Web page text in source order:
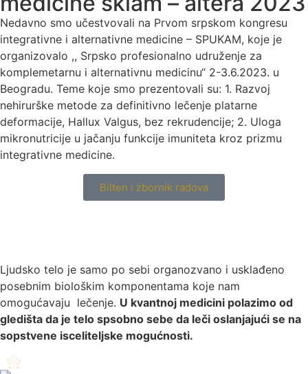
Nedavno smo učestvovali na Prvom srpskom kongresu
integrativne i alternativne medicine – SPUKAM, koje je
organizovalo ,, Srpsko profesionalno udruženje za
komplemetarnu i alternativnu medicinu“ 2-3.6.2023. u
Beogradu. Teme koje smo prezentovali su: 1. Razvoj
nehirurške metode za definitivno lečenje platarne
deformacije, Hallux Valgus, bez rekrudencije; 2. Uloga
mikronutricije u jačanju funkcije imuniteta kroz prizmu
integrativne medicine.
Bilten i zbornik radova
Ljudsko telo je samo po sebi organozvano i usklađeno
posebnim biološkim komponentama koje nam
omogućavaju lečenje. U kvantnoj medicini polazimo od
gledišta da je telo spsobno sebe da leči oslanjajući se na
sopstvene isceliteljske mogućnosti.